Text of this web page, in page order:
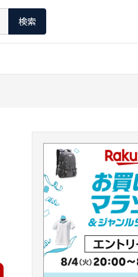
検索